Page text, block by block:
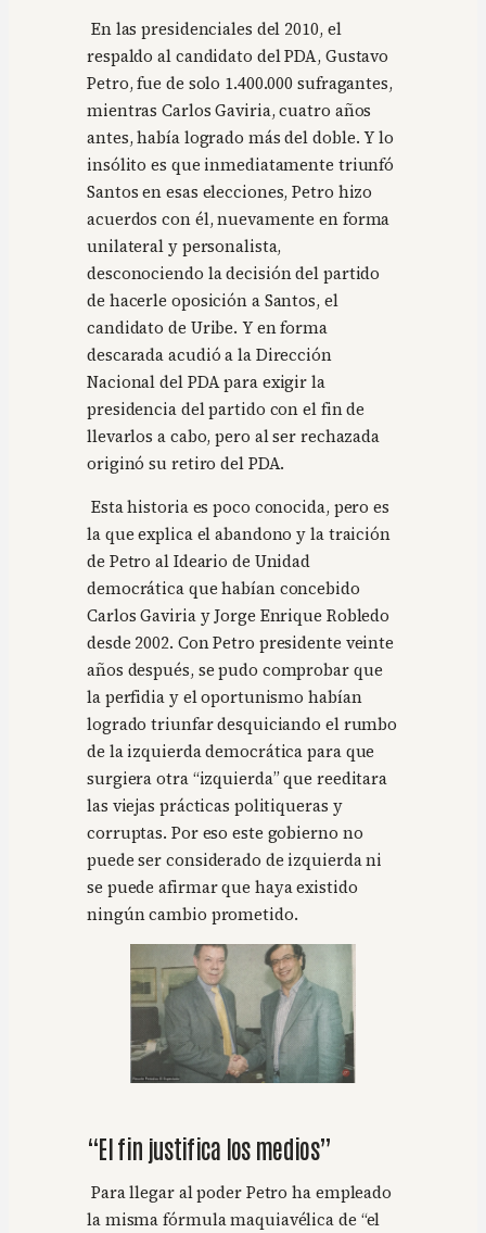
En las presidenciales del 2010, el
respaldo al candidato del PDA, Gustavo
Petro, fue de solo 1.400.000 sufragantes,
mientras Carlos Gaviria, cuatro años
antes, había logrado más del doble. Y lo
insólito es que inmediatamente triunfó
Santos en esas elecciones, Petro hizo
acuerdos con él, nuevamente en forma
unilateral y personalista,
desconociendo la decisión del partido
de hacerle oposición a Santos, el
candidato de Uribe. Y en forma
descarada acudió a la Dirección
Nacional del PDA para exigir la
presidencia del partido con el fin de
llevarlos a cabo, pero al ser rechazada
originó su retiro del PDA.
Esta historia es poco conocida, pero es
la que explica el abandono y la traición
de Petro al Ideario de Unidad
democrática que habían concebido
Carlos Gaviria y Jorge Enrique Robledo
desde 2002. Con Petro presidente veinte
años después, se pudo comprobar que
la perfidia y el oportunismo habían
logrado triunfar desquiciando el rumbo
de la izquierda democrática para que
surgiera otra “izquierda” que reeditara
las viejas prácticas politiqueras y
corruptas. Por eso este gobierno no
puede ser considerado de izquierda ni
se puede afirmar que haya existido
ningún cambio prometido.
“El fin justifica los medios”
Para llegar al poder Petro ha empleado
la misma fórmula maquiavélica de “el